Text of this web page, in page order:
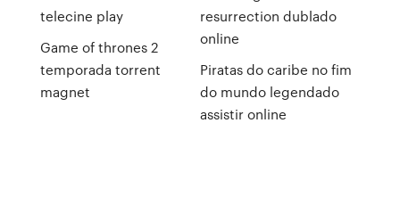
telecine play
Game of thrones 2
temporada torrent
magnet
resurrection dublado
online
Piratas do caribe no fim
do mundo legendado
assistir online